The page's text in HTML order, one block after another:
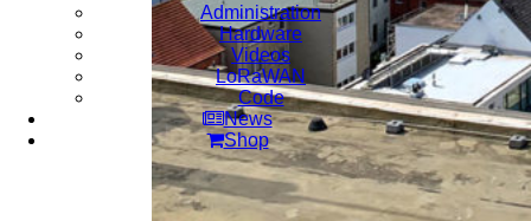
Administration
Hardware
Videos
LoRaWAN
Code
News
Shop